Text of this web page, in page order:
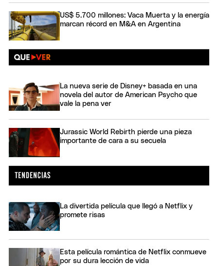
US$ 5.700 millones: Vaca Muerta y la energía
marcan récord en M&A en Argentina
La nueva serie de Disney+ basada en una
novela del autor de American Psycho que
vale la pena ver
Jurassic World Rebirth pierde una pieza
importante de cara a su secuela
La divertida película que llegó a Netflix y
promete risas
Esta película romántica de Netflix conmueve
por su dura lección de vida